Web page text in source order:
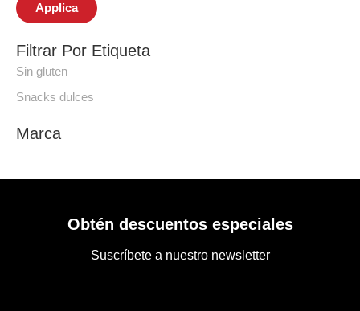
Applica
Filtrar Por Etiqueta
Sin gluten
Snacks dulces
Marca
Obtén descuentos especiales
Suscríbete a nuestro newsletter